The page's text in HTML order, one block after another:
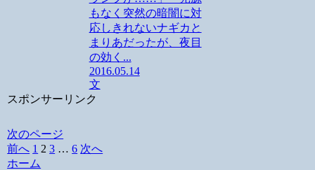
もなく突然の暗闇に対
応しきれないナギカと
まりあだったが、夜目
の効く...
2016.05.14
文
スポンサーリンク
次のページ
前へ 1 2 3 … 6 次へ
ホーム